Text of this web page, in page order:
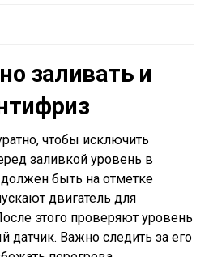
заливать и
чтобы исключить
заливкой уровень в
быть на отметке
двигатель для
этого проверяют уровень
датчик. Важно следить за его